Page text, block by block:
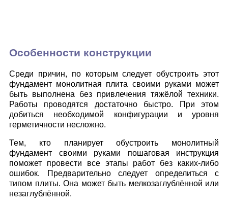
Особенности конструкции
Среди причин, по которым следует обустроить этот
фундамент монолитная плита своими руками может
быть выполнена без привлечения тяжёлой техники.
Работы проводятся достаточно быстро. При этом
добиться необходимой конфигурации и уровня
герметичности несложно.
Тем, кто планирует обустроить монолитный
фундамент своими руками пошаговая инструкция
поможет провести все этапы работ без каких-либо
ошибок. Предварительно следует определиться с
типом плиты. Она может быть мелкозаглублённой или
незаглублённой.